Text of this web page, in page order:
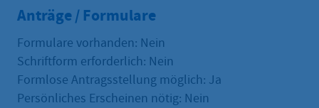
Anträge / Formulare
Formulare vorhanden: Nein
Schriftform erforderlich: Nein
Formlose Antragsstellung möglich: Ja
Persönliches Erscheinen nötig: Nein